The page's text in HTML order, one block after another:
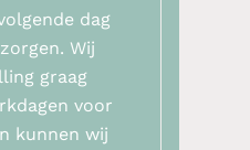
dag
Wij
graag
voor
kunnen wij